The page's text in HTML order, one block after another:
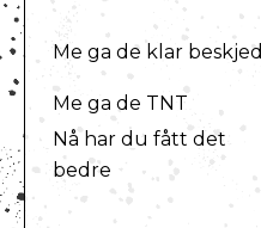
Me ga de klar beskjed
Me ga de TNT
Nå har du fått det
bedre